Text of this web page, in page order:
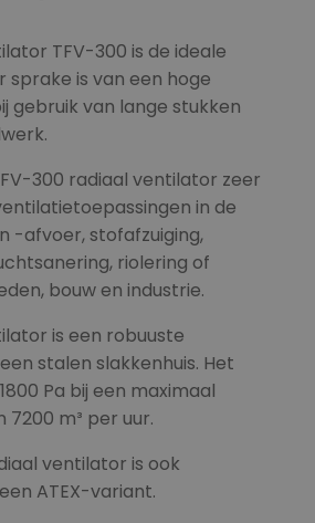
TFV-300 is de ideale
sprake is van een hoge
gebruik van lange stukken
300 radiaal ventilator zeer
in de
-afvoer, stofafzuiging,
riolering of
bouw en industrie.
is een robuuste
stalen slakkenhuis. Het
Pa bij een maximaal
m³ per uur.
ventilator is ook
ATEX-variant.